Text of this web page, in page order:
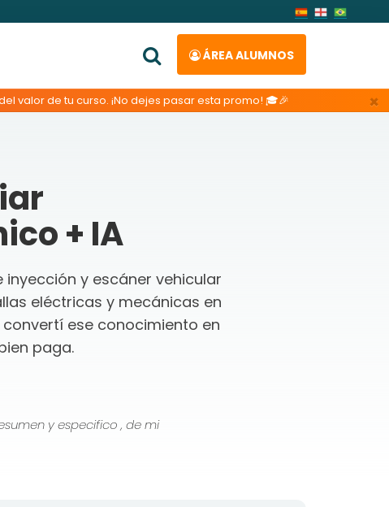
ÁREA ALUMNOS
×
valor de tu curso. ¡No dejes pasar esta promo! 🎓🎉
+ IA
y escáner vehicular
eléctricas y mecánicas en
ese conocimiento en
paga.